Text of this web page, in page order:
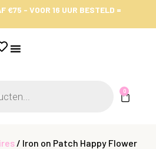
€75 - VOOR 16 UUR BESTELD =
0
/ Iron on Patch Happy Flower